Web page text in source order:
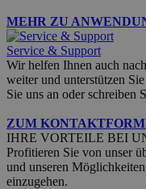
MEHR ZU
Service & Support
Wir helfen Ihnen auch
weiter und unterstützen
Sie uns an oder schreiben
ZUM
IHRE VORTEILE BEI
Profitieren Sie von unser
und unseren
einzugehen.